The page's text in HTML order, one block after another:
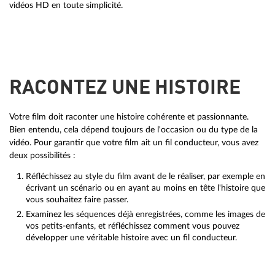
vidéos HD en toute simplicité.
RACONTEZ UNE HISTOIRE
Votre film doit raconter une histoire cohérente et passionnante.
Bien entendu, cela dépend toujours de l'occasion ou du type de la
vidéo. Pour garantir que votre film ait un fil conducteur, vous avez
deux possibilités :
Réfléchissez au style du film avant de le réaliser, par exemple en
écrivant un scénario ou en ayant au moins en tête l'histoire que
vous souhaitez faire passer.
Examinez les séquences déjà enregistrées, comme les images de
vos petits-enfants, et réfléchissez comment vous pouvez
développer une véritable histoire avec un fil conducteur.